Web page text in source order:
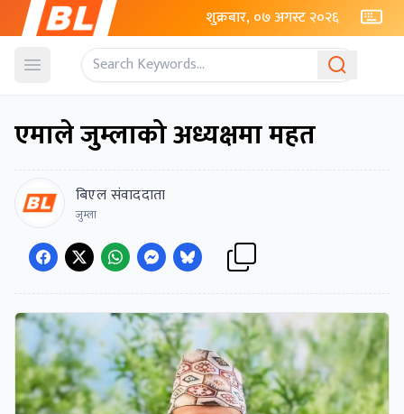
शुक्रबार, ०७ अगस्ट २०२६
Open menu
एमाले जुम्लाको अध्यक्षमा महत
बिएल संवाददाता
जुम्ला